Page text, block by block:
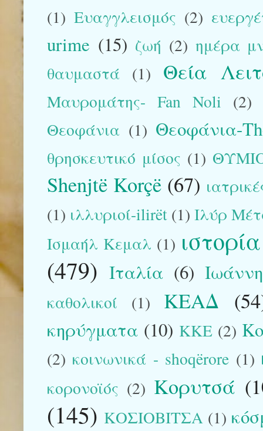
(1) Ευαγγλεισμός (2)
urime (15) ζωή (2) ημέρα
θαυμαστά
(1) Θεία
Μαυρομάτης- Fan Noli (2)
Θεοφάνια (1) Θεοφάνια-
θρησκευτικό μίσος (1)
Shenjtë Korçë (67)
(1) ιλλυριοί-ilirët (1) Ιλύρ
Ισμαήλ Κεμαλ (1) ιστορία
(479) Ιταλία (6)
καθολικοί (1) ΚΕΑΔ
κηρύγματα (10) ΚΚΕ (2)
(2) κοινωνικά - shoqërore (1)
κορονοϊός (2) Κορυτσά
(145) ΚΟΣΙΟΒΙΤΣΑ (1)